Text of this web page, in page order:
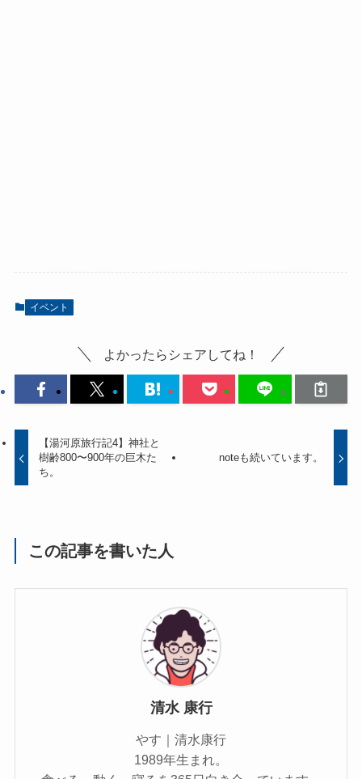
イベント
よかったらシェアしてね！
【湯河原旅行記4】神社と
樹齢800〜900年の巨木た
ち。
noteも続いています。
この記事を書いた人
清水 康行
やす｜清水康行
1989年生まれ。